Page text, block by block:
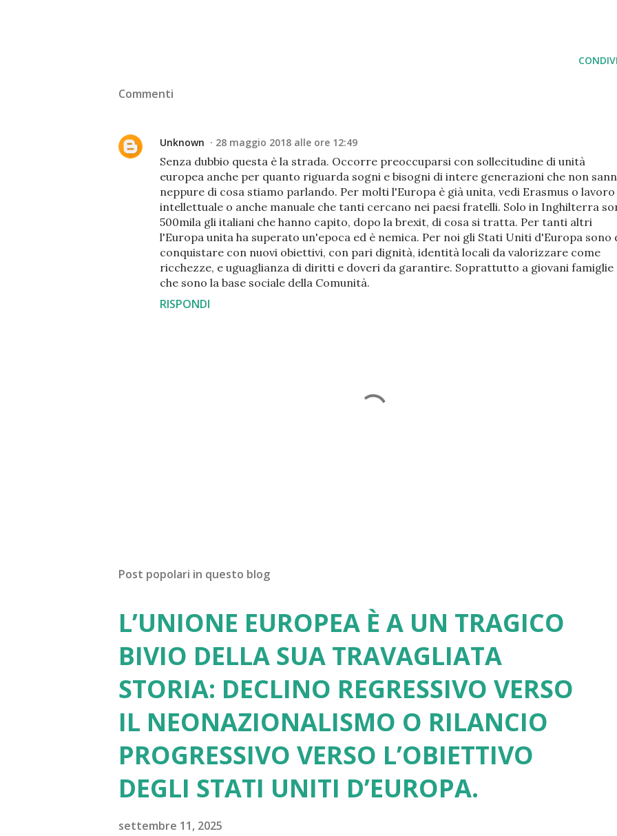
Commenti
Unknown 28 maggio 2018 alle ore 12:49
Senza dubbio questa è la strada. Occorre preoccuparsi con sollecitudine di unità
europea anche per quanto riguarda sogni e bisogni di intere generazioni che non
neppure di cosa stiamo parlando. Per molti l'Europa è già unita, vedi Erasmus o lavoro
intellettuale o anche manuale che tanti cercano nei paesi fratelli. Solo in Inghilterra
500mila gli italiani che hanno capito, dopo la brexit, di cosa si tratta. Per tanti altri
l'Europa unita ha superato un'epoca ed è nemica. Per noi gli Stati Uniti d'Europa sono
conquistare con nuovi obiettivi, con pari dignità, identità locali da valorizzare come
ricchezze, e uguaglianza di diritti e doveri da garantire. Soprattutto a giovani famiglie
che sono la base sociale della Comunità.
RISPONDI
a
m
m
e
n
t
o
Post popolari in questo blog
L’UNIONE EUROPEA È A UN TRAGICO
BIVIO DELLA SUA TRAVAGLIATA
STORIA: DECLINO REGRESSIVO VERSO
IL NEONAZIONALISMO O RILANCIO
PROGRESSIVO VERSO L’OBIETTIVO
DEGLI STATI UNITI D’EUROPA.
settembre 11, 2025